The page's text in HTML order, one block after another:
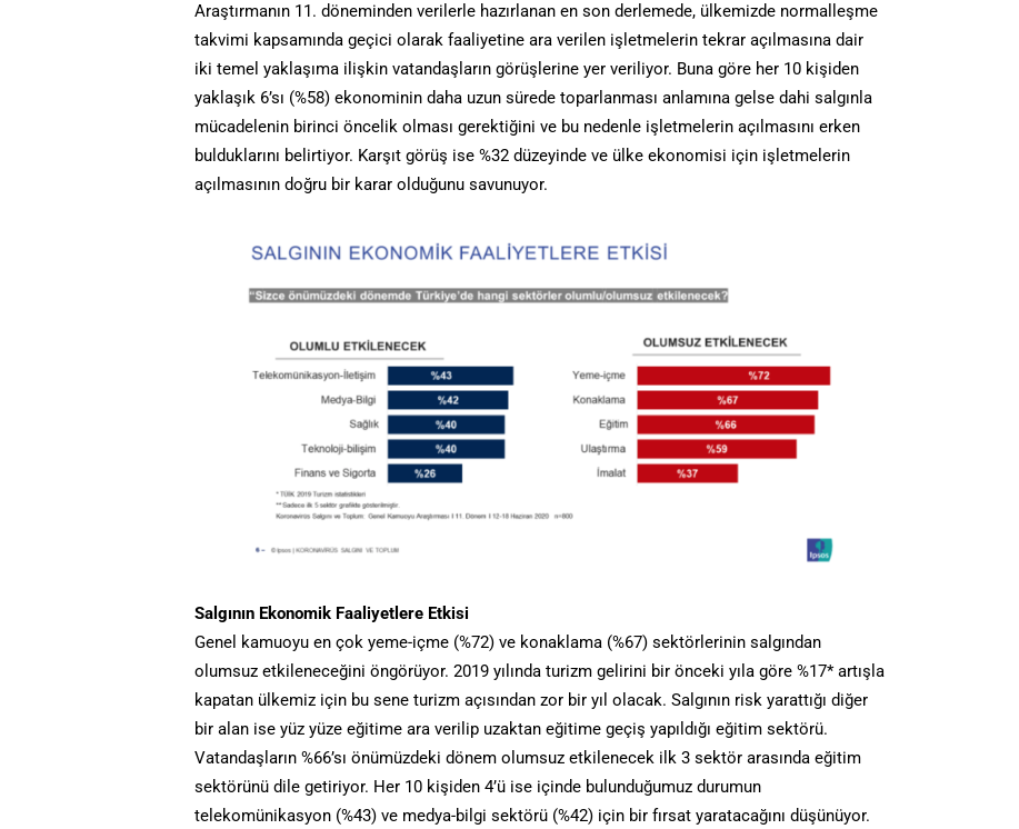
Araştırmanın 11. döneminden verilerle hazırlanan en son derlemede, ülkemizde normalleşme
takvimi kapsamında geçici olarak faaliyetine ara verilen işletmelerin tekrar açılmasına dair
iki temel yaklaşıma ilişkin vatandaşların görüşlerine yer veriliyor. Buna göre her 10 kişiden
yaklaşık 6’sı (%58) ekonominin daha uzun sürede toparlanması anlamına gelse dahi salgınla
mücadelenin birinci öncelik olması gerektiğini ve bu nedenle işletmelerin açılmasını erken
bulduklarını belirtiyor. Karşıt görüş ise %32 düzeyinde ve ülke ekonomisi için işletmelerin
açılmasının doğru bir karar olduğunu savunuyor.
Salgının Ekonomik Faaliyetlere Etkisi
Genel kamuoyu en çok yeme-içme (%72) ve konaklama (%67) sektörlerinin salgından
olumsuz etkileneceğini öngörüyor. 2019 yılında turizm gelirini bir önceki yıla göre %17* artışla
kapatan ülkemiz için bu sene turizm açısından zor bir yıl olacak. Salgının risk yarattığı diğer
bir alan ise yüz yüze eğitime ara verilip uzaktan eğitime geçiş yapıldığı eğitim sektörü.
Vatandaşların %66’sı önümüzdeki dönem olumsuz etkilenecek ilk 3 sektör arasında eğitim
sektörünü dile getiriyor. Her 10 kişiden 4’ü ise içinde bulunduğumuz durumun
telekomünikasyon (%43) ve medya-bilgi sektörü (%42) için bir fırsat yaratacağını düşünüyor.